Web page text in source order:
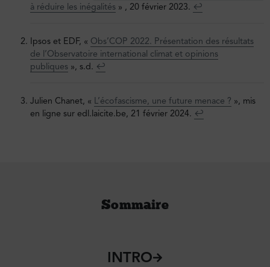
à réduire les inégalités » , 20 février 2023. ↩︎
Ipsos et EDF, « Obs’COP 2022. Présentation des résultats
de l’Observatoire international climat et opinions
publiques », s.d. ↩︎
Julien Chanet, « L’écofascisme, une future menace ? », mis
en ligne sur edl.laicite.be, 21 février 2024. ↩︎
Sommaire
INTRO